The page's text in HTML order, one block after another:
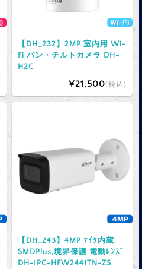
【DH_232】2MP 室内用 Wi-
Fi パン・チルトカメラ DH-
H2C
¥21,500(税込)
【DH_243】4MP ﾏｲｸ内蔵
SMDPlus,境界保護 電動ﾚﾝｽﾞ
DH-IPC-HFW2441TN-ZS